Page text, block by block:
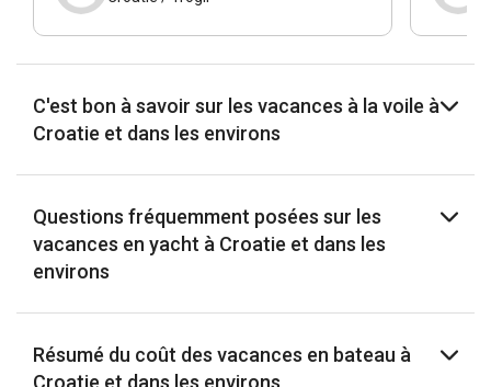
C'est bon à savoir sur les vacances à la voile à
Croatie et dans les environs
Questions fréquemment posées sur les
vacances en yacht à Croatie et dans les
environs
Résumé du coût des vacances en bateau à
Croatie et dans les environs